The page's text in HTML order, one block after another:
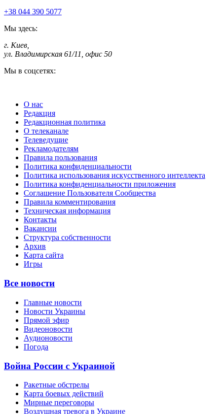
+38 044 390 5077
Мы здесь:
г. Киев
ул. Владимирская 61/11, офис 50
Мы в соцсетях:
О нас
Редакция
Редакционная политика
О телеканале
Телеведущие
Рекламодателям
Правила пользования
Политика конфиденциальности
Политика использования искусственного интеллекта
Политика конфиденциальности приложения
Соглашение Пользователя Сообщества
Правила комментирования
Техническая информация
Контакты
Вакансии
Структура собственности
Архив
Карта сайта
Игры
Все новости
Главные новости
Новости Украины
Прямой эфир
Видеоновости
Аудионовости
Погода
Война России с Украиной
Ракетные обстрелы
Карта боевых действий
Мирные переговоры
Воздушная тревога в Украине